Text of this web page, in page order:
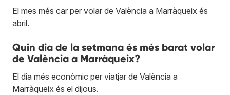
El mes més car per volar de València a Marràqueix és
abril.
Quin dia de la setmana és més barat volar
de València a Marràqueix?
El dia més econòmic per viatjar de València a
Marràqueix és el dijous.